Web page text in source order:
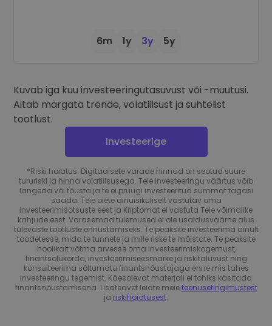
6m 1y 3y 5y
Kuvab iga kuu investeeringutasuvust või -muutusi.
Aitab märgata trende, volatiilsust ja suhtelist
tootlust.
Investeerige
*Riski hoiatus: Digitaalsete varade hinnad on seotud suure
tururiski ja hinna volatiilsusega. Teie investeeringu väärtus võib
langeda või tõusta ja te ei pruugi investeeritud summat tagasi
saada. Teie olete ainuisikuliselt vastutav oma
investeerimisotsuste eest ja Kriptomat ei vastuta Teie võimalike
kahjude eest. Varasemad tulemused ei ole usaldusväärne alus
tulevaste tootluste ennustamiseks. Te peaksite investeerima ainult
toodetesse, mida te tunnete ja mille riske te mõistate. Te peaksite
hoolikalt võtma arvesse oma investeerimiskogemust,
finantsolukorda, investeerimiseesmärke ja riskitaluvust ning
konsulteerima sõltumatu finantsnõustajaga enne mis tahes
investeeringu tegemist. Käesolevat materjali ei tohiks käsitada
finantsnõustamisena. Lisateavet leiate meieteenusetingimustest
ja riskihoiatusest.